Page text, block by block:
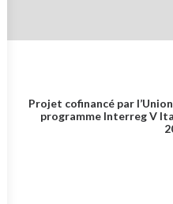
Projet cofinancé par
programme Interreg V